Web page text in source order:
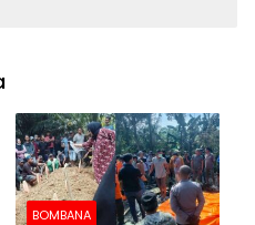
BOMBANA